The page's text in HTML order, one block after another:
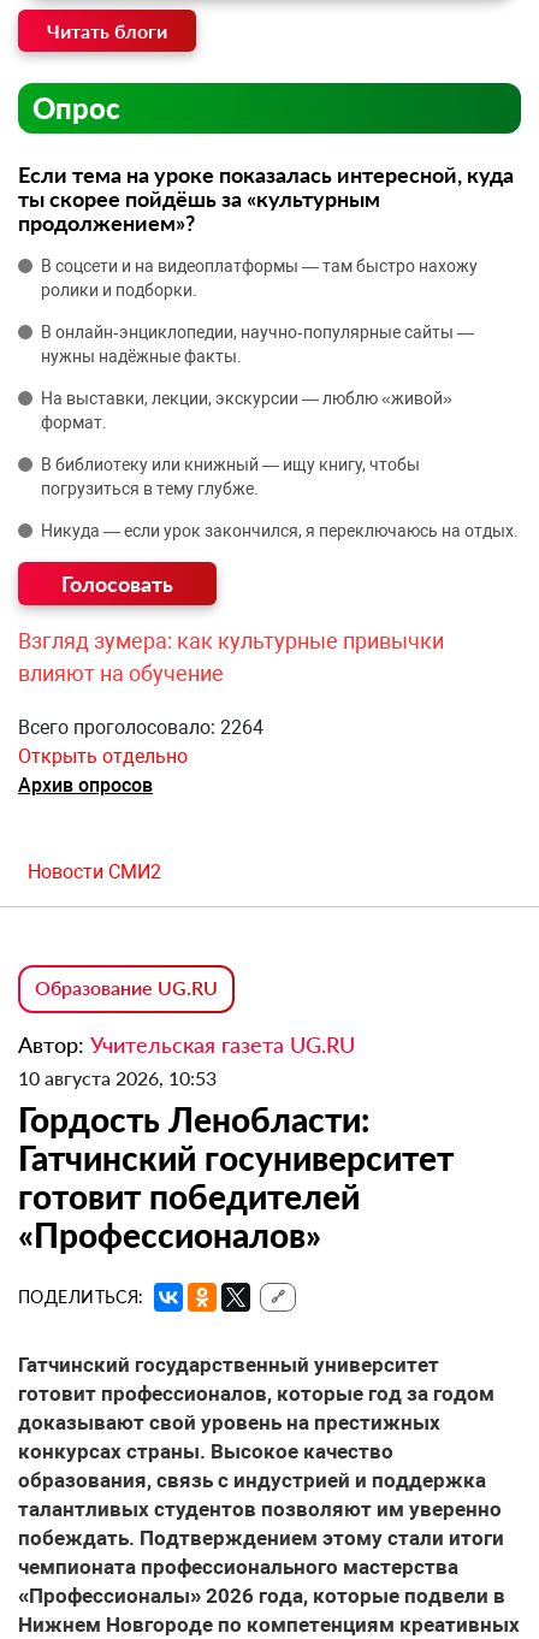
Читать блоги
Опрос
Если тема на уроке показалась интересной, куда
ты скорее пойдёшь за «культурным
продолжением»?
В соцсети и на видеоплатформы — там быстро нахожу
ролики и подборки.
В онлайн‑энциклопедии, научно‑популярные сайты —
нужны надёжные факты.
На выставки, лекции, экскурсии — люблю «живой»
формат.
В библиотеку или книжный — ищу книгу, чтобы
погрузиться в тему глубже.
Никуда — если урок закончился, я переключаюсь на отдых.
Взгляд зумера: как культурные привычки
влияют на обучение
Всего проголосовало: 2264
Открыть отдельно
Архив опросов
Новости СМИ2
Образование UG.RU
Автор: Учительская газета UG.RU
10 августа 2026, 10:53
Гордость Ленобласти:
Гатчинский госуниверситет
готовит победителей
«Профессионалов»
ПОДЕЛИТЬСЯ: 🔗
Гатчинский государственный университет
готовит профессионалов, которые год за годом
доказывают свой уровень на престижных
конкурсах страны. Высокое качество
образования, связь с индустрией и поддержка
талантливых студентов позволяют им уверенно
побеждать. Подтверждением этому стали итоги
чемпионата профессионального мастерства
«Профессионалы» 2026 года, которые подвели в
Нижнем Новгороде по компетенциям креативных